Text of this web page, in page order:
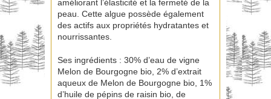
améliorant l’élasticité et la fermeté de la
peau. Cette algue possède également
des actifs aux propriétés hydratantes et
nourrissantes.
Ses ingrédients : 30% d’eau de vigne
Melon de Bourgogne bio, 2% d’extrait
aqueux de Melon de Bourgogne bio, 1%
d’huile de pépins de raisin bio, de